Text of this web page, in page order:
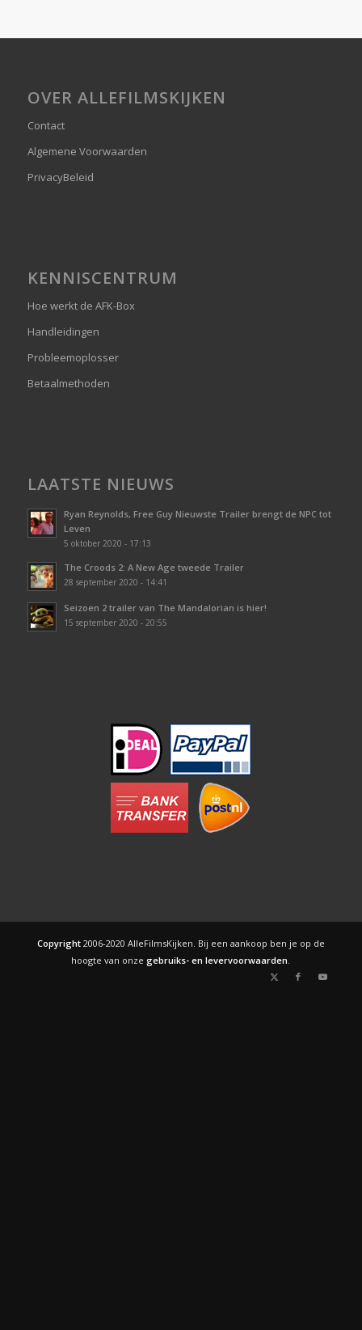
OVER ALLEFILMSKIJKEN
Contact
Algemene Voorwaarden
PrivacyBeleid
KENNISCENTRUM
Hoe werkt de AFK-Box
Handleidingen
Probleemoplosser
Betaalmethoden
LAATSTE NIEUWS
Ryan Reynolds, Free Guy Nieuwste Trailer brengt de NPC tot
Leven
5 oktober 2020 - 17:13
The Croods 2: A New Age tweede Trailer
28 september 2020 - 14:41
Seizoen 2 trailer van The Mandalorian is hier!
15 september 2020 - 20:55
Copyright2006-2020 AlleFilmsKijken. Bij een aankoop ben je op de
hoogte van onzegebruiks- en levervoorwaarden